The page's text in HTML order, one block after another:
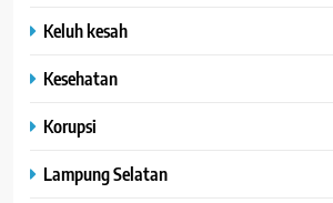
Keluh kesah
Kesehatan
Korupsi
Lampung Selatan